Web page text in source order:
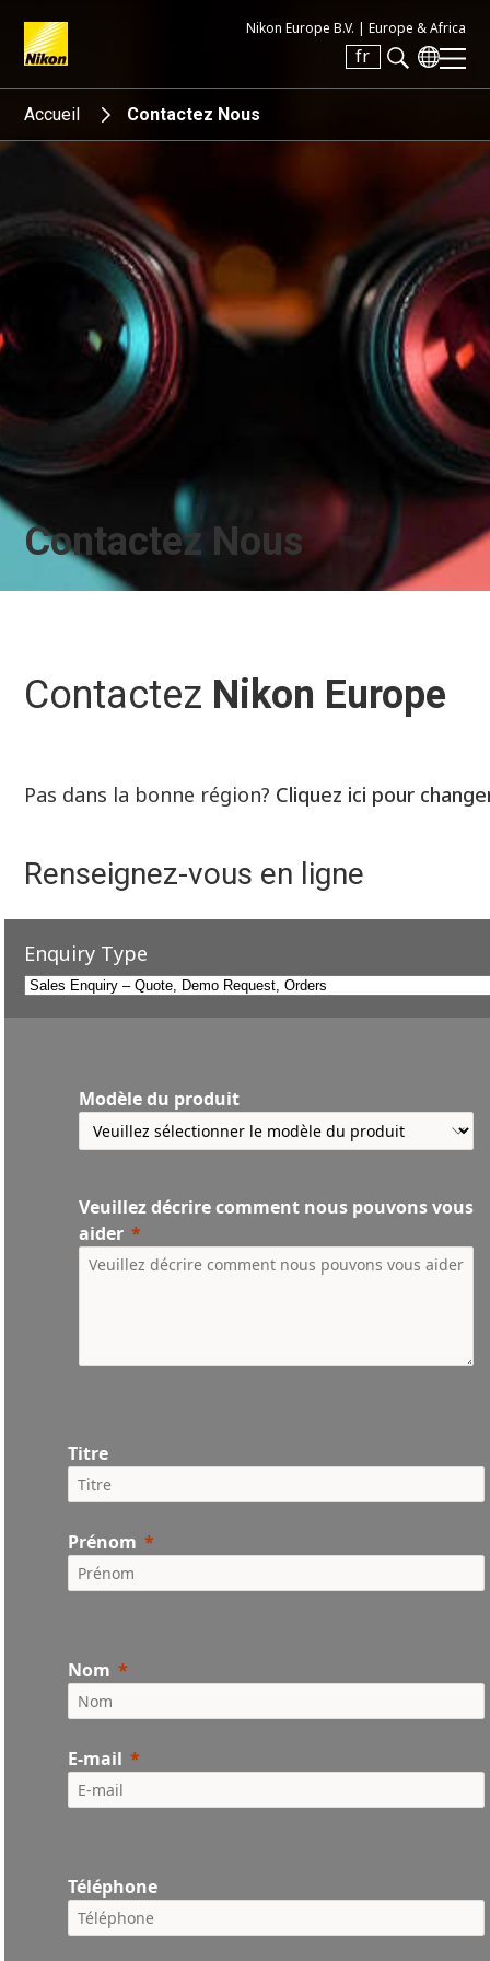
Nikon Europe B.V. | Europe & Africa
fr
Search keyword(s)
Accueil Contactez Nous
Contactez Nous
Contactez Nikon Europe
Pas dans la bonne région? Cliquez ici pour
Renseignez-vous en ligne
Enquiry Type
Modèle du produit
Veuillez décrire comment nous pouvons vous
aider
Titre
Prénom
Nom
E-mail
Téléphone